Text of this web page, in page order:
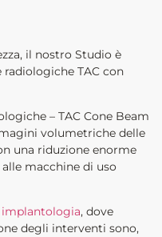
il nostro Studio è
radiologiche TAC con
– TAC Cone Beam
volumetriche delle
una riduzione enorme
macchine di uso
implantologia, dove
degli interventi sono,